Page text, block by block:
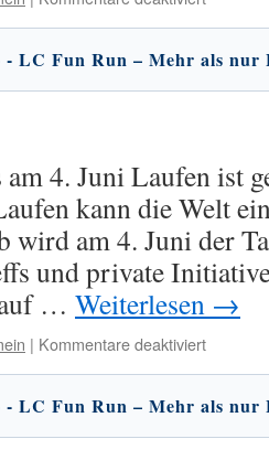
25.5.25
am 4. Juni Laufen ist
kann die Welt
wird am 4. Juni der
und private
… Weiterlesen →
| Kommentare deaktiviertfür